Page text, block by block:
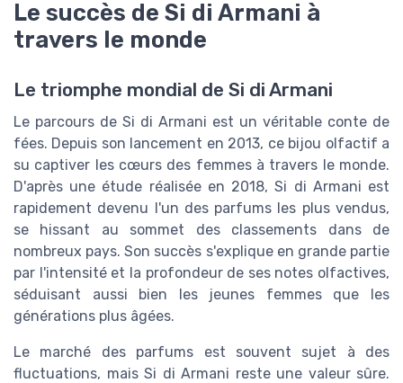
Le succès de Si di Armani à
travers le monde
Le triomphe mondial de Si di Armani
Le parcours de Si di Armani est un véritable conte de
fées. Depuis son lancement en 2013, ce bijou olfactif a
su captiver les cœurs des femmes à travers le monde.
D'après une étude réalisée en 2018, Si di Armani est
rapidement devenu l'un des parfums les plus vendus,
se hissant au sommet des classements dans de
nombreux pays. Son succès s'explique en grande partie
par l'intensité et la profondeur de ses notes olfactives,
séduisant aussi bien les jeunes femmes que les
générations plus âgées.
Le marché des parfums est souvent sujet à des
fluctuations, mais Si di Armani reste une valeur sûre.